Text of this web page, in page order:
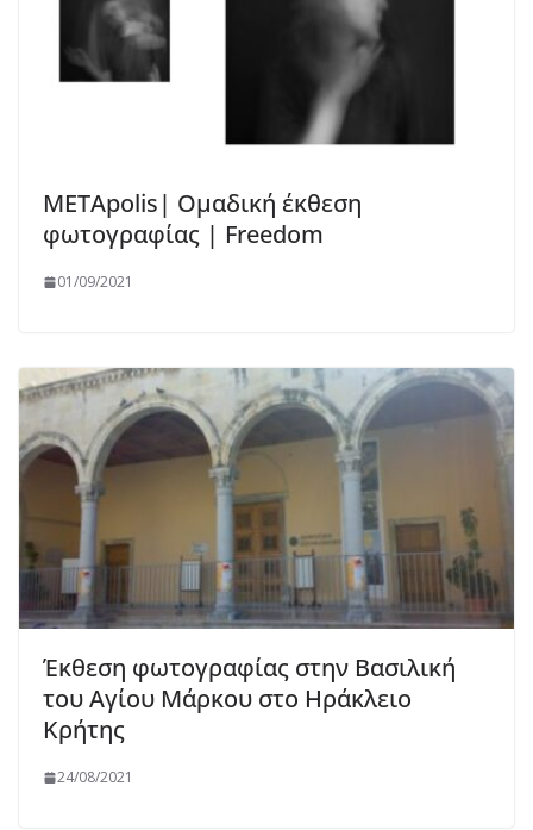
METApolis| Ομαδική έκθεση
φωτογραφίας | Freedom
01/09/2021
Έκθεση φωτογραφίας στην Βασιλική
του Αγίου Μάρκου στο Ηράκλειο
Κρήτης
24/08/2021